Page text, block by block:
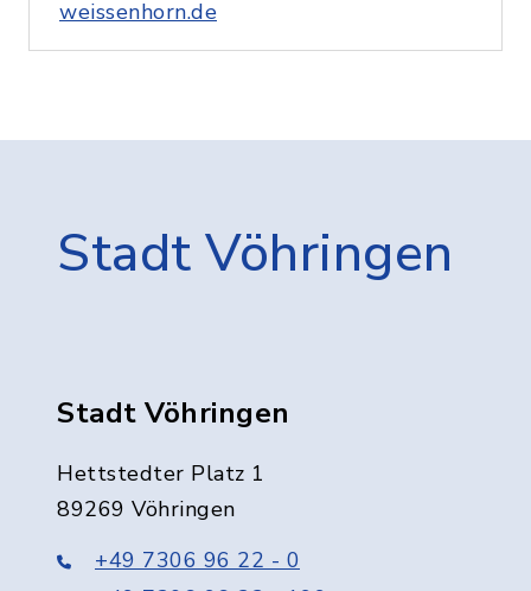
weissenhorn.de
Stadt Vöhringen
Stadt Vöhringen
Hettstedter Platz 1
89269 Vöhringen
+49 7306 96 22 - 0